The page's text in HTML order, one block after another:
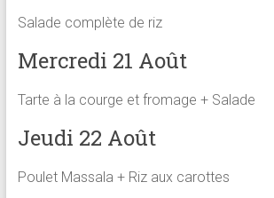
Salade complète de riz
Mercredi 21 Août
Tarte à la courge et fromage + Salade
Jeudi 22 Août
Poulet Massala + Riz aux carottes